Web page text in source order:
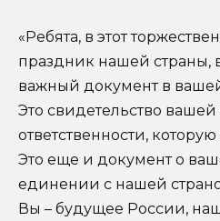
«Ребята, в этот
праздник нашей страны,
важный документ в
Это свидетельство вашей
ответственности,
Это еще и документ о
единении с нашей
Вы – будущее России,